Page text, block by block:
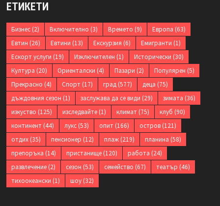
ЕТИКЕТИ
Бизнес(2) Включително (3) Времето (9) Европа (63)
Евтин (26) Евтини (13) Екскурзия (6) Емигранти (1)
Ескорт услуги (19) Изключителен (1) Исторически (30)
Култура (20) Ориенталски (4) Пазари (2) Популярен (5)
Прекрасно (4) Спорт(17) град(577) деца (75)
дъждовния сезон (1) заслужава да се види (29) зимата (36)
изкуство (125) изследвайте(1) климат(75) клуб (90)
континент(44) лукс(53) опит(166) остров(121)
отдих(35) пенсионер (12) плаж(219) планина (58)
препоръка (14) пристанище(120) работа (24)
развлечение(2) сезон (53) семейство (67) театър (46)
тихоокеански (1) шоу(32)